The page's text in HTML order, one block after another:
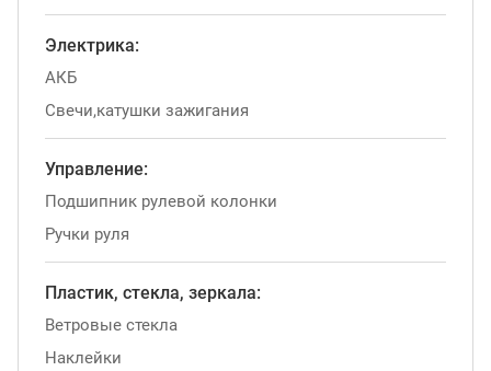
Электрика:
АКБ
Свечи,катушки зажигания
Управление:
Подшипник рулевой колонки
Ручки руля
Пластик, стекла, зеркала:
Ветровые стекла
Наклейки